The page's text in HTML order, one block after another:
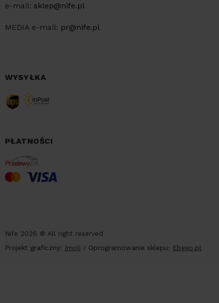
e-mail: sklep@nife.pl
MEDIA e-mail: pr@nife.pl
WYSYŁKA
PŁATNOŚCI
Nife 2026 ® All right reserved
Projekt graficzny: Imoli / Oprogramowanie sklepu: Ebexo.pl